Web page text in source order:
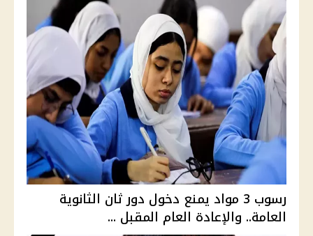
رسوب 3 مواد يمنع دخول دور ثان الثانوية
العامة.. والإعادة العام المقبل ...